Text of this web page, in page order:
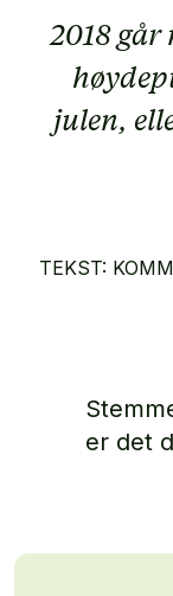
2018
julen,
TEKST:
er det